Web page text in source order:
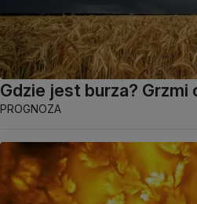
Gdzie jest burza? Grzmi
PROGNOZA